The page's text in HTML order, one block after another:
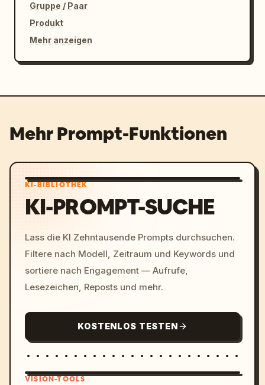
Gruppe / Paar
Produkt
Mehr anzeigen
Mehr Prompt-Funktionen
KI-BIBLIOTHEK
KI-PROMPT-SUCHE
Lass die KI Zehntausende Prompts durchsuchen.
Filtere nach Modell, Zeitraum und Keywords und
sortiere nach Engagement — Aufrufe,
Lesezeichen, Reposts und mehr.
KOSTENLOS TESTEN
VISION-TOOLS